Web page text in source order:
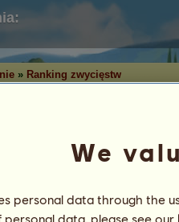
» Ranking zwycięstw
który zdobyły najwięcej
nocy. Tylko konie z największą
We
personal data through the
data, please see our